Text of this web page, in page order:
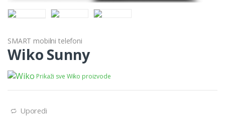
SMART mobilni telefoni
Wiko Sunny
Prikaži sve Wiko proizvode
Uporedi